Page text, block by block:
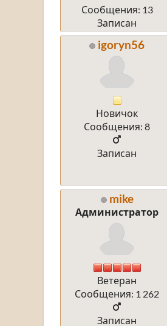
Сообщения: 13
Записан
igoryn56
Новичок
Сообщения: 8
Записан
mike
Администратор
Ветеран
Сообщения: 1 262
Записан